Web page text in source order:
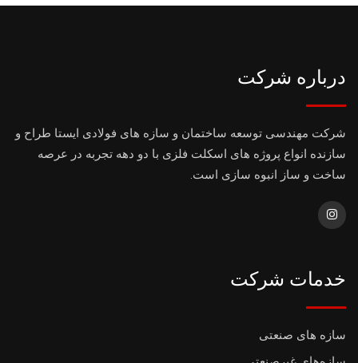
درباره شرکت
شرکت مهندسی توسعه ساختمان و سازه های فولادی ایستا طراح و
سازنده انواع پروژه های اسکلت فلزی با دو دهه تجربه در عرصه
ساخت و ساز انبوه سازی است.
خدمات شرکت
سازه های صنعتی